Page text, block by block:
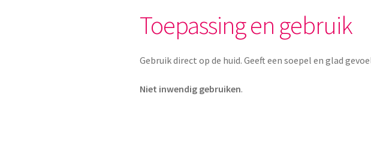
Toepassing en gebruik
Gebruik direct op de huid. Geeft een soepel en glad
Niet inwendig gebruiken.